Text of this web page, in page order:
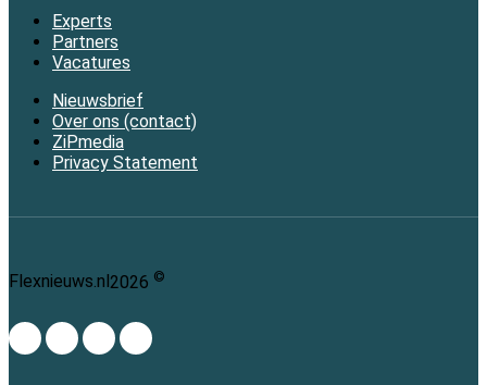
Experts
Partners
Vacatures
Nieuwsbrief
Over ons (contact)
ZiPmedia
Privacy Statement
Flexnieuws.nl 2026 ©